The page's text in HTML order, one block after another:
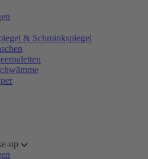
& Schminkspiegel
up